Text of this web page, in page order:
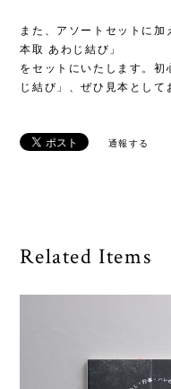
また、アソートセットに
本取 あわじ結び」
をセットにいたします。
じ結び」、ぜひ見本として
通報する
Related Items